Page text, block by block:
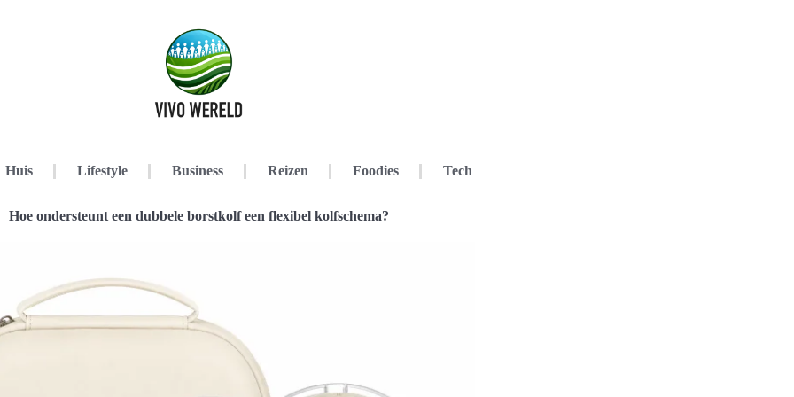
Huis Lifestyle Business Reizen Foodies Tech
Hoe ondersteunt een dubbele borstkolf een flexibel kolfschema?